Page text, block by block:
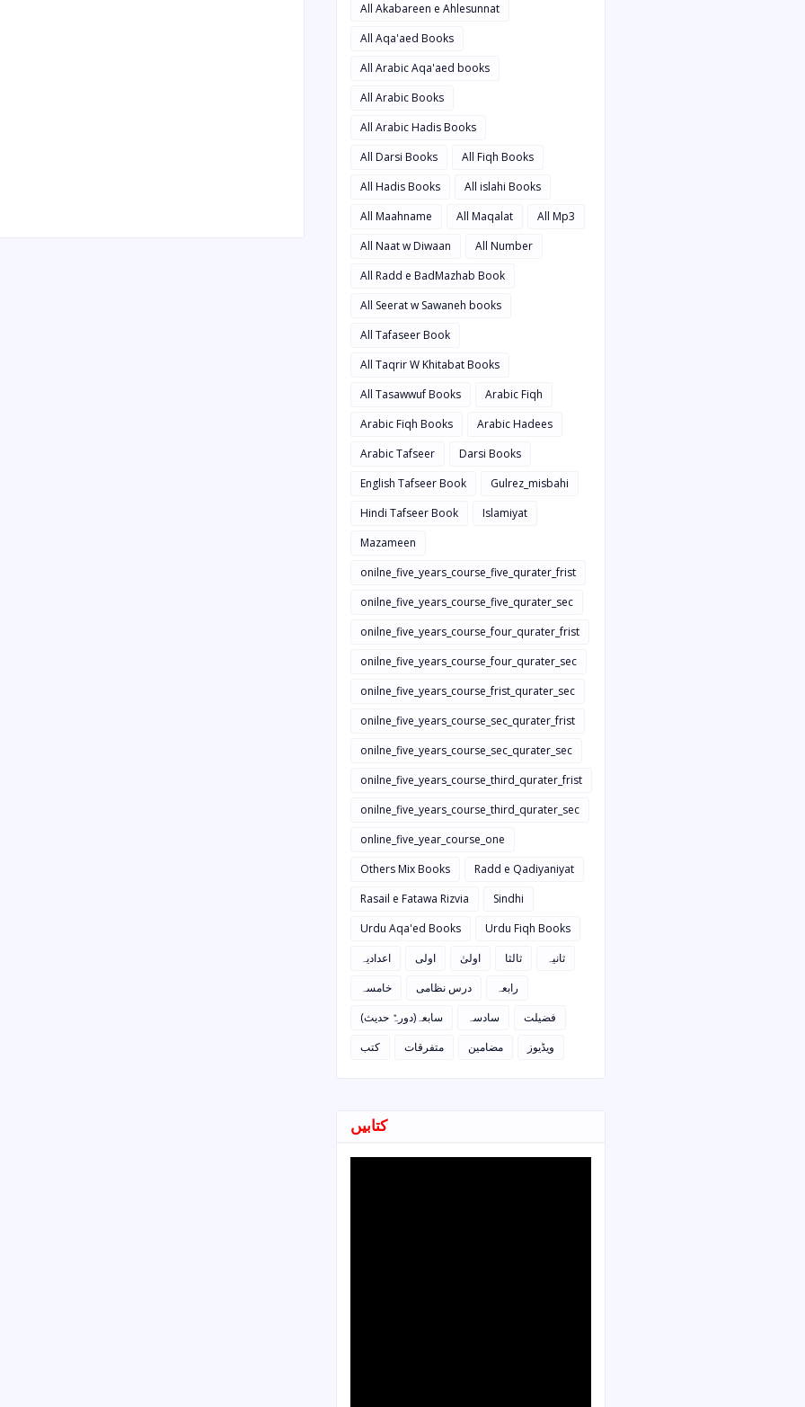
All Akabareen e Ahlesunnat
All Aqa'aed Books
All Arabic Aqa'aed books
All Arabic Books
All Arabic Hadis Books
All Darsi Books
All Fiqh Books
All Hadis Books
All islahi Books
All Maahname
All Maqalat
All Mp3
All Naat w Diwaan
All Number
All Radd e BadMazhab Book
All Seerat w Sawaneh books
All Tafaseer Book
All Taqrir W Khitabat Books
All Tasawwuf Books
Arabic Fiqh
Arabic Fiqh Books
Arabic Hadees
Arabic Tafseer
Darsi Books
English Tafseer Book
Gulrez_misbahi
Hindi Tafseer Book
Islamiyat
Mazameen
onilne_five_years_course_five_qurater_frist
onilne_five_years_course_five_qurater_sec
onilne_five_years_course_four_qurater_frist
onilne_five_years_course_four_qurater_sec
onilne_five_years_course_frist_qurater_sec
onilne_five_years_course_sec_qurater_frist
onilne_five_years_course_sec_qurater_sec
onilne_five_years_course_third_qurater_frist
onilne_five_years_course_third_qurater_sec
online_five_year_course_one
Others Mix Books
Radd e Qadiyaniyat
Rasail e Fatawa Rizvia
Sindhi
Urdu Aqa'ed Books
Urdu Fiqh Books
اعدادیہ
اولی اولیٰ ثالثا
ثانیہ
خامسہ
درس نظامی
رابعہ
سابعہ(دورہٌ حدیث)
سادسہ
فضیلت
کتب
متفرقات مضامین ویڈیوز
کتابیں